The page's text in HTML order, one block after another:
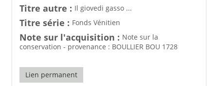
Titre autre : Il giovedi gasso ...
Titre série : Fonds Vénitien
Note sur l'acquisition : Note sur la
conservation - provenance : BOULLIER BOU 1728
Lien permanent